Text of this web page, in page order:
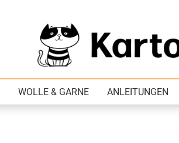
WOLLE & GARNE ANLEITUNGEN